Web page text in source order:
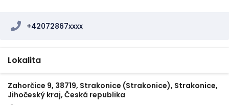
+42072867xxxx
Lokalita
Zahorčice 9, 38719, Strakonice (Strakonice), Strakonice,
Jihočeský kraj, Česká republika